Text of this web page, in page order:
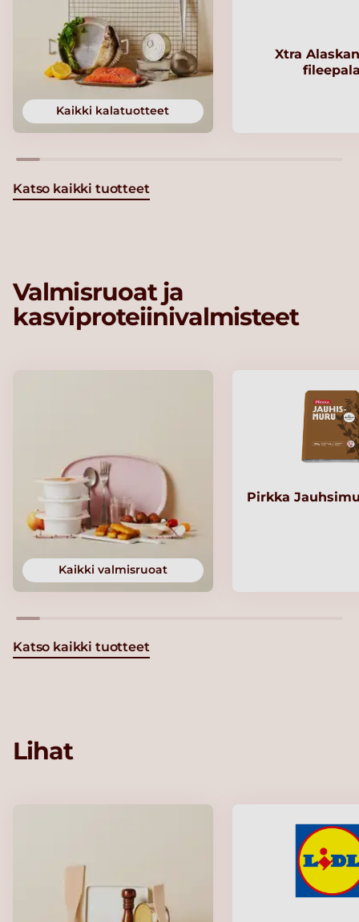
Kaikki kalatuotteet
Xtra
Katso kaikki tuotteet
Valmisruoat ja
kasviproteiinivalmisteet
Kaikki valmisruoat
Pirkka
Katso kaikki tuotteet
Lihat